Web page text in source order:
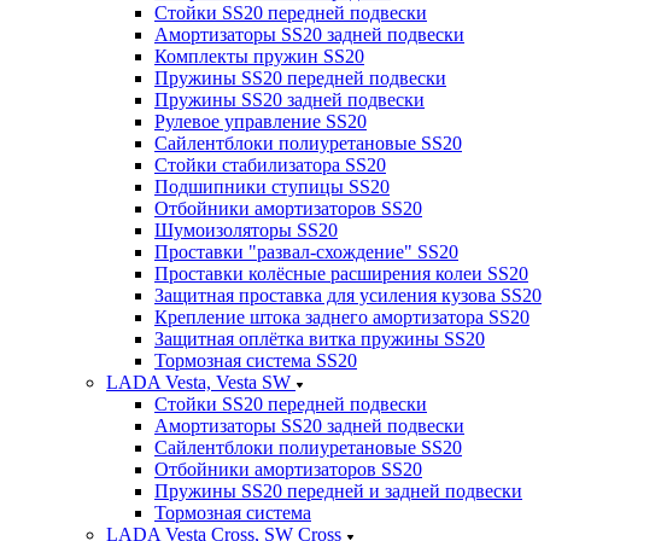
Стойки SS20 передней подвески
Амортизаторы SS20 задней подвески
Комплекты пружин SS20
Пружины SS20 передней подвески
Пружины SS20 задней подвески
Рулевое управление SS20
Сайлентблоки полиуретановые SS20
Стойки стабилизатора SS20
Подшипники ступицы SS20
Отбойники амортизаторов SS20
Шумоизоляторы SS20
Проставки "развал-схождение" SS20
Проставки колёсные расширения колеи SS20
Защитная проставка для усиления кузова SS20
Крепление штока заднего амортизатора SS20
Защитная оплётка витка пружины SS20
Тормозная система SS20
LADA Vesta, Vesta SW
Стойки SS20 передней подвески
Амортизаторы SS20 задней подвески
Сайлентблоки полиуретановые SS20
Отбойники амортизаторов SS20
Пружины SS20 передней и задней подвески
Тормозная система
LADA Vesta Cross, SW Cross